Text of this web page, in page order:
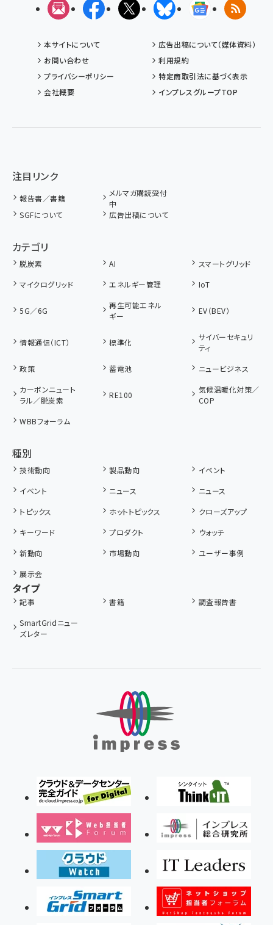
メルマガFacebookX(エックス)BlueskyGoogleニュ
RSS
本サイトについて
広告出稿について（媒体資料）
お問い合わせ
利用規約
プライバシーポリシー
特定商取引法に基づく表示
会社概要
インプレスグループTOP
注目リンク
報告書／書籍
メルマガ購読受付
中
SGFについて
広告出稿について
カテゴリ
脱炭素 AI
スマートグリッド
マイクログリッド
エネルギー管理 IoT
5G／6G
再生可能エネル
ギー
EV（BEV）
情報通信（ICT） 標準化
サイバーセキュリ
ティ
政策
蓄電池
ニュービジネス
カーボンニュート
ラル／脱炭素
RE100
気候温暖化対策／
COP
WBBフォーラム
種別
技術動向 製品動向
イベント
イベント
ニュース
ニュース
トピックス
ホットトピックス
クローズアップ
キーワード
プロダクト
ウォッチ
新動向
市場動向
ユーザー事例
展示会
タイプ
記事 書籍
調査報告書
SmartGridニュー
ズレター